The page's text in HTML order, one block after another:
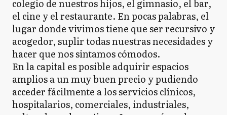
colegio de nuestros hijos, el gimnasio, el bar,
el cine y el restaurante. En pocas palabras, el
lugar donde vivimos tiene que ser recursivo y
acogedor, suplir todas nuestras necesidades y
hacer que nos sintamos cómodos.
En la capital es posible adquirir espacios
amplios a un muy buen precio y pudiendo
acceder fácilmente a los servicios clínicos,
hospitalarios, comerciales, industriales,